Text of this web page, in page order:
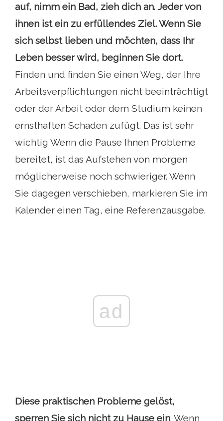
auf, nimm ein Bad, zieh dich an. Jeder von
ihnen ist ein zu erfüllendes Ziel. Wenn Sie
sich selbst lieben und möchten, dass Ihr
Leben besser wird, beginnen Sie dort.
Finden und finden Sie einen Weg, der Ihre
Arbeitsverpflichtungen nicht beeinträchtigt
oder der Arbeit oder dem Studium keinen
ernsthaften Schaden zufügt. Das ist sehr
wichtig Wenn die Pause Ihnen Probleme
bereitet, ist das Aufstehen von morgen
möglicherweise noch schwieriger. Wenn
Sie dagegen verschieben, markieren Sie im
Kalender einen Tag, eine Referenzausgabe.
ad
Diese praktischen Probleme gelöst,
sperren Sie sich nicht zu Hause ein. Wenn